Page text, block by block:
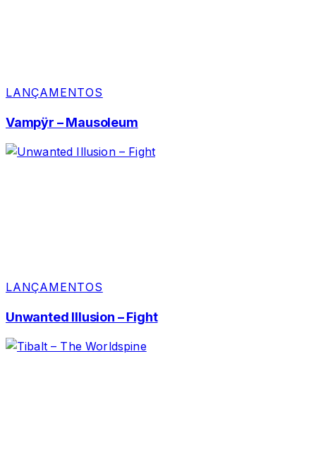
LANÇAMENTOS
Vampÿr – Mausoleum
LANÇAMENTOS
Unwanted Illusion – Fight